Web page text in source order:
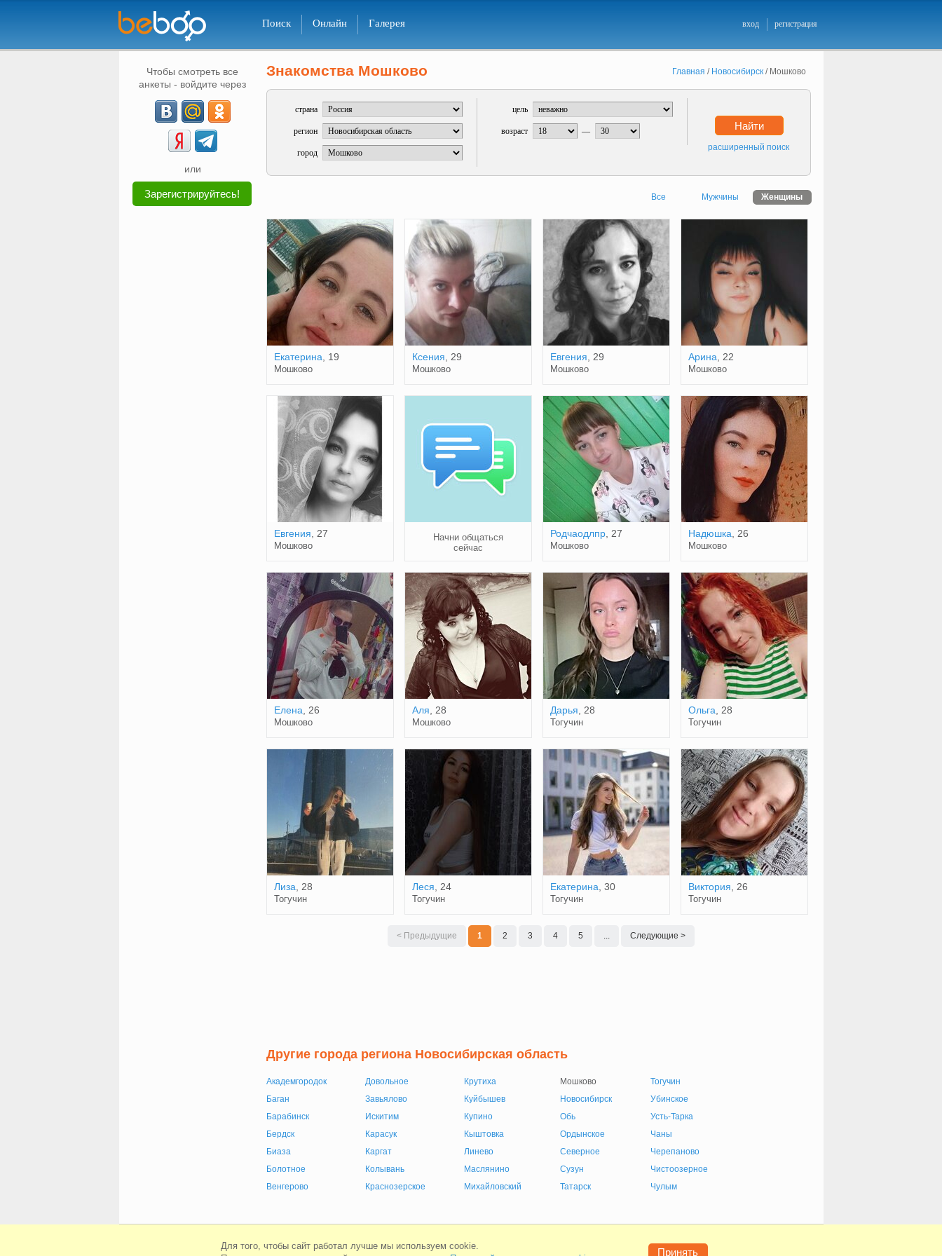
Поиск Онлайн Галерея вход регистрация
Чтобы смотреть все
анкеты - войдите через
или
Зарегистрируйтесь!
Знакомства Мошково Главная / Новосибирск/ Мошково
страна
регион
город
цель
возраст — Найти
расширенный поиск
Все Мужчины Женщины
Екатерина , 19
Мошково
Ксения , 29
Мошково
Евгения , 29
Мошково
Арина , 22
Мошково
Евгения , 27
Мошково
Начни общаться
сейчас
Родчаодлпр, 27
Мошково
Надюшка , 26
Мошково
Елена , 26
Мошково
Аля , 28
Мошково
Дарья , 28
Тогучин
Ольга , 28
Тогучин
Лиза , 28
Тогучин
Леся , 24
Тогучин
Екатерина , 30
Тогучин
Виктория , 26
Тогучин
< Предыдущие 1 2 3 4 5 ... Следующие >
Другие города региона Новосибирская область
Академгородок
Баган
Барабинск
Бердск
Биаза
Болотное
Венгерово
Довольное
Завьялово
Искитим
Карасук
Каргат
Колывань
Краснозерское
Крутиха
Куйбышев
Купино
Кыштовка
Линево
Маслянино
Михайловский
Мошково
Новосибирск
Обь
Ордынское
Северное
Сузун
Татарск
Тогучин
Убинское
Усть-Тарка
Чаны
Черепаново
Чистоозерное
Чулым
Для того, чтобы сайт работал лучше мы используем cookie.
Принять